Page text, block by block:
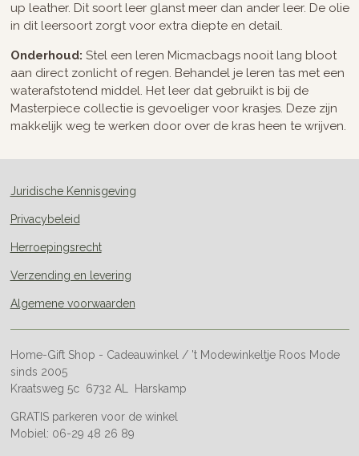
up leather. Dit soort leer glanst meer dan ander leer. De olie
in dit leersoort zorgt voor extra diepte en detail.
Onderhoud: Stel een leren Micmacbags nooit lang bloot
aan direct zonlicht of regen. Behandel je leren tas met een
waterafstotend middel. Het leer dat gebruikt is bij de
Masterpiece collectie is gevoeliger voor krasjes. Deze zijn
makkelijk weg te werken door over de kras heen te wrijven.
Juridische Kennisgeving
Privacybeleid
Herroepingsrecht
Verzending en levering
Algemene voorwaarden
Home-Gift Shop - Cadeauwinkel / 't Modewinkeltje Roos Mode
sinds 2005
Kraatsweg 5c 6732 AL Harskamp
GRATIS parkeren voor de winkel
Mobiel: 06-29 48 26 89